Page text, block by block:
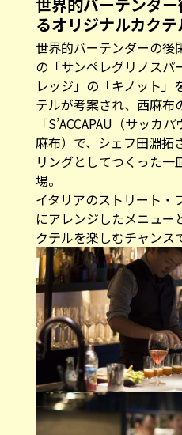
るオリジナルカクテ
世界的バーテンダーの後
の「サンペレグリノスパ
レッジ」の「キノット」
テルが考案され、西麻布
「S’ACCAPAU（サッカ
麻布）で、シェフ田淵拓
リングとしてつくった
場。
イタリアのストリート・
にアレンジしたメニュー
クテルを楽しむチャンス